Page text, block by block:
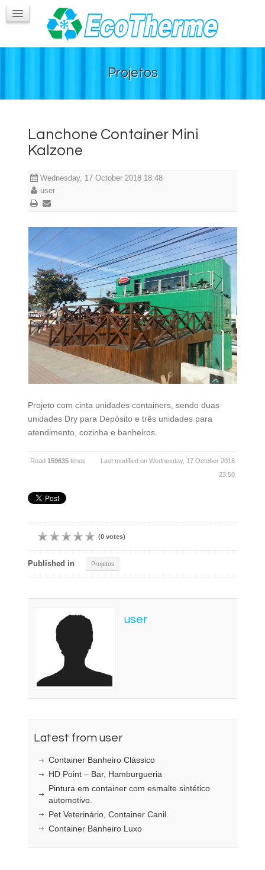
Guindastes e Caminhões
Contatos
Projetos
Lanchone Container Mini
Kalzone
Wednesday, 17 October 2018 18:48
user
Projeto com cinta unidades containers, sendo duas
unidades Dry para Depósito e três unidades para
atendimento, cozinha e banheiros.
Read 159635times
Last modified on Wednesday, 17 October 2018
23:50
(0 votes)
Published in Projetos
user
Latest from user
Container Banheiro Clássico
HD Point – Bar, Hamburgueria
Pintura em container com esmalte sintético
automotivo.
Pet Veterinário, Container Canil.
Container Banheiro Luxo